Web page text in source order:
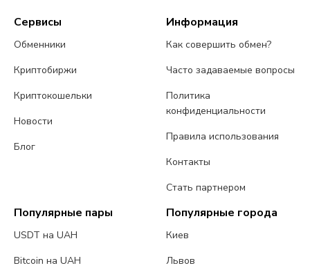
Сервисы
Обменники
Криптобиржи
Криптокошельки
Новости
Блог
Информация
Как совершить обмен?
Часто задаваемые вопросы
Политика
конфиденциальности
Правила использования
Контакты
Стать партнером
Популярные пары
USDT на UAH
Bitcoin на UAH
Популярные города
Киев
Львов